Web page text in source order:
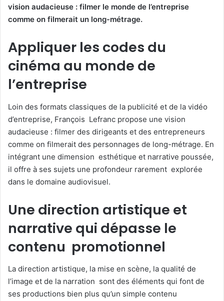
vision audacieuse : filmer le monde de l’entreprise
comme on filmerait un long-métrage.
Appliquer les codes du
cinéma au monde de
l’entreprise
Loin des formats classiques de la publicité et de la vidéo
d’entreprise, François Lefranc propose une vision
audacieuse : filmer des dirigeants et des entrepreneurs
comme on filmerait des personnages de long-métrage. En
intégrant une dimension esthétique et narrative poussée,
il offre à ses sujets une profondeur rarement explorée
dans le domaine audiovisuel.
Une direction artistique et
narrative qui dépasse le
contenu promotionnel
La direction artistique, la mise en scène, la qualité de
l’image et de la narration sont des éléments qui font de
ses productions bien plus qu’un simple contenu